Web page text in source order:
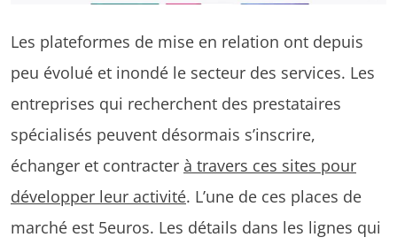
Les plateformes de mise en relation ont depuis
peu évolué et inondé le secteur des services. Les
entreprises qui recherchent des prestataires
spécialisés peuvent désormais s’inscrire,
échanger et contracter à travers ces sites pour
développer leur activité. L’une de ces places de
marché est 5euros. Les détails dans les lignes qui